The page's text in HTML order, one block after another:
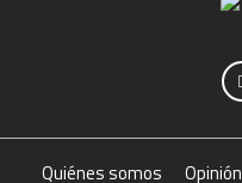
Quiénes somos Opinión